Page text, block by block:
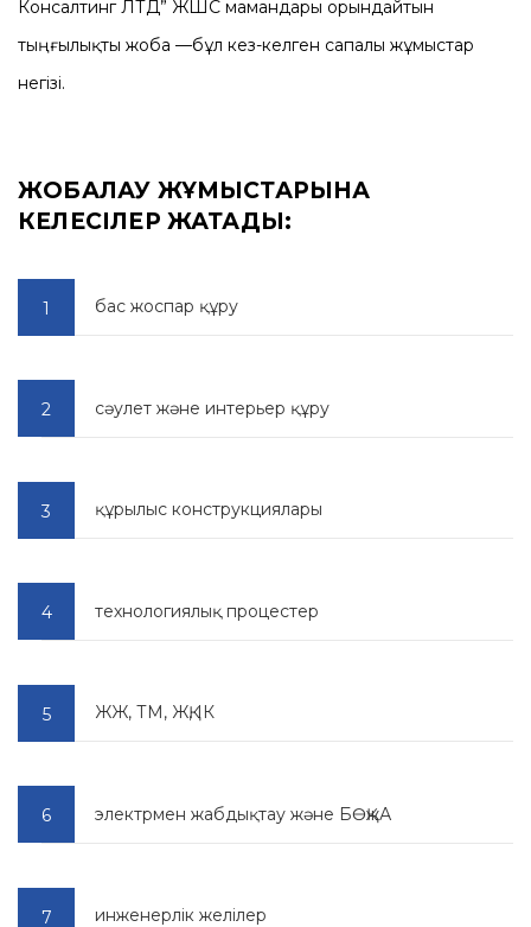
Консалтинг ЛТД” ЖШС мамандары орындайтын
тыңғылықты жоба —бұл кез-келген сапалы жұмыстар
негізі.
ЖОБАЛАУ ЖҰМЫСТАРЫНА
КЕЛЕСІЛЕР ЖАТАДЫ:
бас жоспар құру
сәулет және интерьер құру
құрылыс конструкциялары
технологиялық процестер
ЖЖ, ТМ, ЖҚ, ІК
электрмен жабдықтау және БӨҚжА
инженерлік желілер